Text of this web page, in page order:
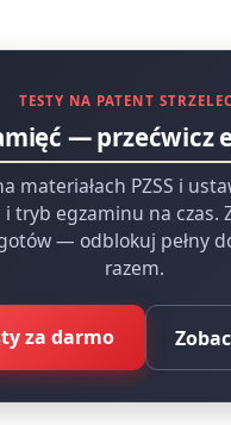
TESTY NA PATENT
— przećwicz
materiałach PZSS i
tryb egzaminu na czas.
— odblokuj pełny
razem.
za darmo